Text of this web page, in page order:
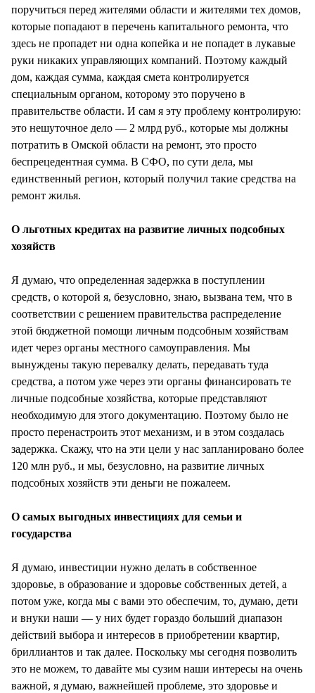
поручиться перед жителями области и жителями тех домов,
которые попадают в перечень капитального ремонта, что
здесь не пропадет ни одна копейка и не попадет в лукавые
руки никаких управляющих компаний. Поэтому каждый
дом, каждая сумма, каждая смета контролируется
специальным органом, которому это поручено в
правительстве области. И сам я эту проблему контролирую:
это нешуточное дело — 2 млрд руб., которые мы должны
потратить в Омской области на ремонт, это просто
беспрецедентная сумма. В СФО, по сути дела, мы
единственный регион, который получил такие средства на
ремонт жилья.
О льготных кредитах на развитие личных подсобных
хозяйств
Я думаю, что определенная задержка в поступлении
средств, о которой я, безусловно, знаю, вызвана тем, что в
соответствии с решением правительства распределение
этой бюджетной помощи личным подсобным хозяйствам
идет через органы местного самоуправления. Мы
вынуждены такую перевалку делать, передавать туда
средства, а потом уже через эти органы финансировать те
личные подсобные хозяйства, которые представляют
необходимую для этого документацию. Поэтому было не
просто перенастроить этот механизм, и в этом создалась
задержка. Скажу, что на эти цели у нас запланировано более
120 млн руб., и мы, безусловно, на развитие личных
подсобных хозяйств эти деньги не пожалеем.
О самых выгодных инвестициях для семьи и
государства
Я думаю, инвестиции нужно делать в собственное
здоровье, в образование и здоровье собственных детей, а
потом уже, когда мы с вами это обеспечим, то, думаю, дети
и внуки наши — у них будет гораздо больший диапазон
действий выбора и интересов в приобретении квартир,
бриллиантов и так далее. Поскольку мы сегодня позволить
это не можем, то давайте мы сузим наши интересы на очень
важной, я думаю, важнейшей проблеме, это здоровье и